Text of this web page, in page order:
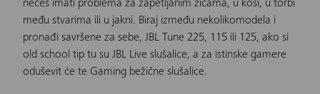
nećeš imati problema za zapetljanim žicama, u kosi, u torbi
među stvarima ili u jakni. Biraj između nekolikomodela i
pronađi savršene za sebe, JBL Tune 225, 115 ili 125, ako si
old school tip tu su JBL Live slušalice, a za istinske gamere
oduševit će te Gaming bežične slušalice.